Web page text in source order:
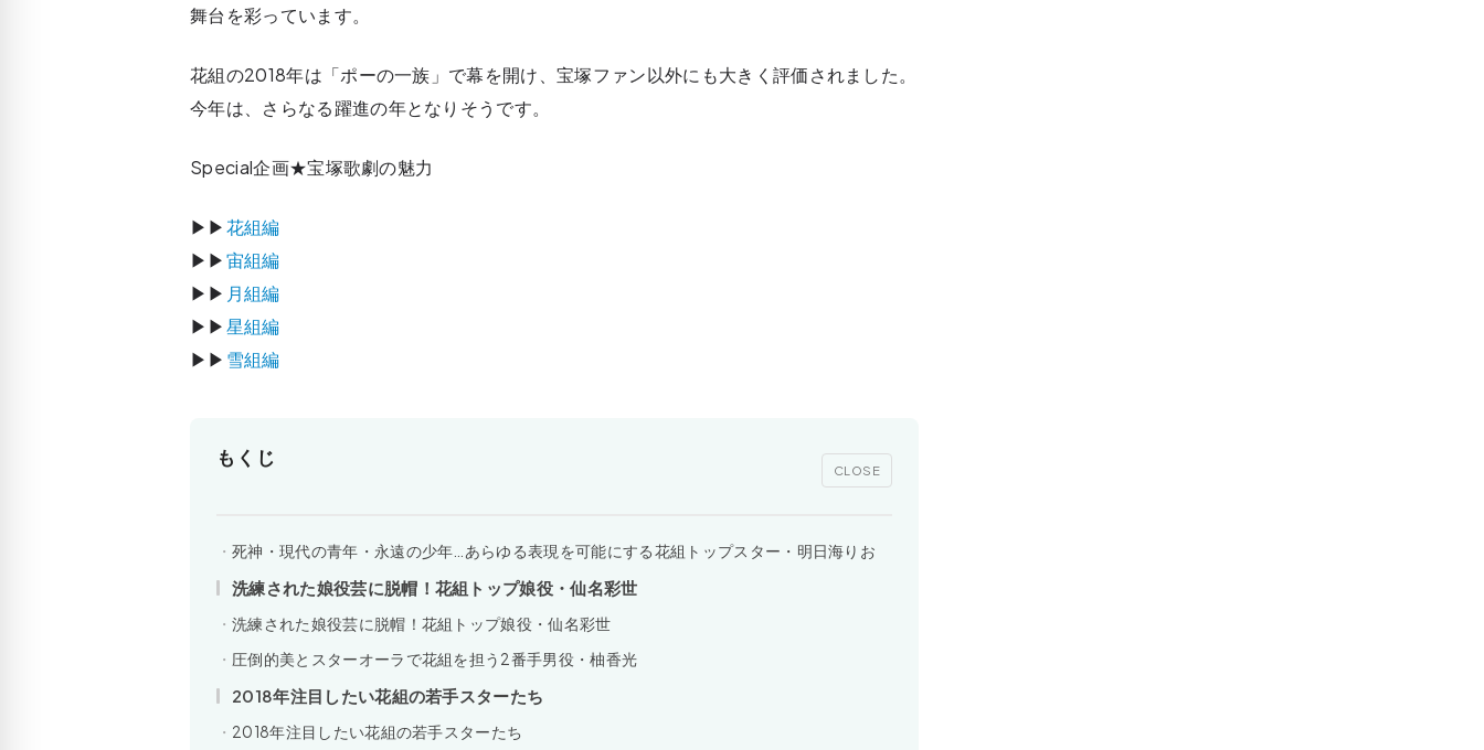
舞台を彩っています。
花組の2018年は「ポーの一族」で幕を開け、宝塚ファン以外にも大きく評価されました。
今年は、さらなる躍進の年となりそうです。
Special企画★宝塚歌劇の魅力
▶▶花組編
▶▶宙組編
▶▶ 月組編
▶▶星組編
▶▶ 雪組編
もくじ
CLOSE
死神・現代の青年・永遠の少年…あらゆる表現を可能にする花組トップスター・明日海りお
洗練された娘役芸に脱帽！花組トップ娘役・仙名彩世
洗練された娘役芸に脱帽！花組トップ娘役・仙名彩世
圧倒的美とスターオーラで花組を担う2番手男役・柚香光
2018年注目したい花組の若手スターたち
2018年注目したい花組の若手スターたち